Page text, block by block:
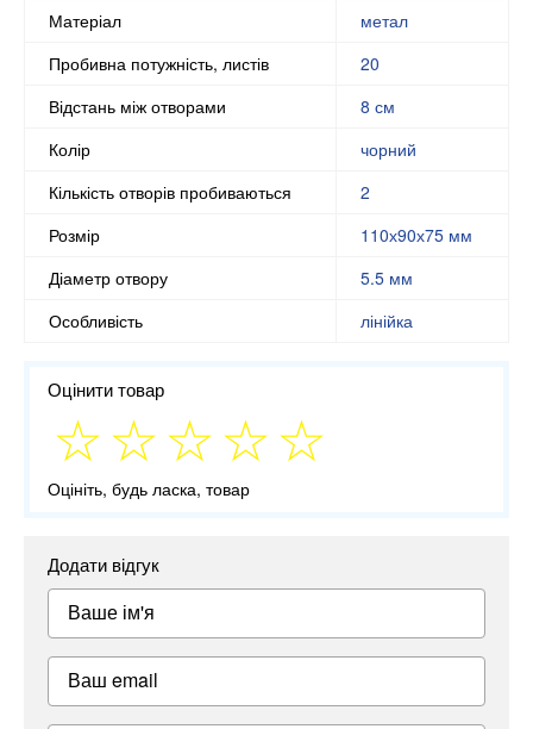
Матеріал
метал
Пробивна потужність, листів
20
Відстань між отворами
8 см
Колір
чорний
Кількість отворів пробиваються
2
Розмір
110х90х75 мм
Діаметр отвору
5.5 мм
Особливість
лінійка
Оцінити товар
Оцініть, будь ласка, товар
Додати відгук
Ваше ім'я
Ваш email